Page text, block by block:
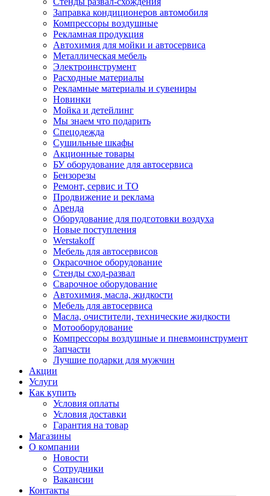
Заправка кондиционеров автомобиля
Компрессоры воздушные
Рекламная продукция
Автохимия для мойки и автосервиса
Металлическая мебель
Электроинструмент
Расходные материалы
Рекламные материалы и сувениры
Новинки
Мойка и детейлинг
Мы знаем что подарить
Спецодежда
Сушильные шкафы
Акционные товары
БУ оборудование для автосервиса
Бензорезы
Ремонт, сервис и ТО
Продвижение и реклама
Аренда
Оборудование для подготовки воздуха
Новые поступления
Werstakoff
Мебель для автосервисов
Окрасочное оборудование
Стенды сход-развал
Сварочное оборудование
Автохимия, масла, жидкости
Мебель для автосервиса
Масла, очистители, технические жидкости
Мотооборудование
Компрессоры воздушные и пневмоинструмент
Запчасти
Лучшие подарки для мужчин
Акции
Услуги
Как купить
Условия оплаты
Условия доставки
Гарантия на товар
Магазины
О компании
Новости
Сотрудники
Вакансии
Контакты